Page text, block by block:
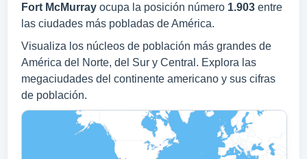
Fort McMurray ocupa la posición número 1.903 entre
las ciudades más pobladas de América.
Visualiza los núcleos de población más grandes de
América del Norte, del Sur y Central. Explora las
megaciudades del continente americano y sus cifras
de población.